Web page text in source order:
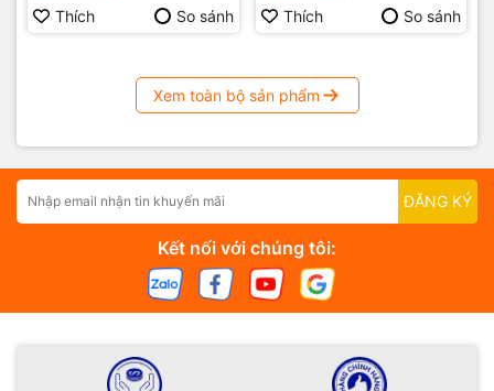
Thích So sánh Thích So sánh
Xem toàn bộ sản phẩm
ĐĂNG KÝ
Kết nối với chúng tôi: